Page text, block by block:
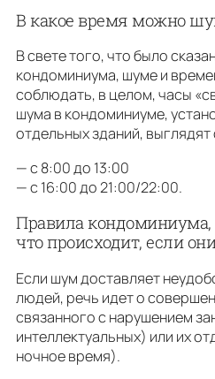
В какое время можно
В свете того, что было
кондоминиума, шуме и
соблюдать, в целом, часы
шума в кондоминиуме,
отдельных зданий,
— с 8:00 до 13:00
— с 16:00 до 21:00/22:00.
Правила
что происходит, если
Если шум доставляет
людей, речь идет о
связанного с нарушением
интеллектуальных) или их
ночное время).